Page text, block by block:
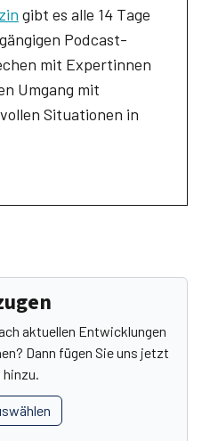
gibt es alle 14 Tage
Podcast-
mit Expertinnen
Umgang mit
Situationen in
aktuellen Entwicklungen
Dann fügen Sie uns jetzt
hinzu.